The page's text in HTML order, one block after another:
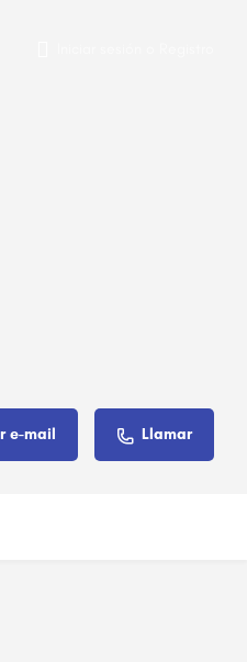
e-mail Llamar